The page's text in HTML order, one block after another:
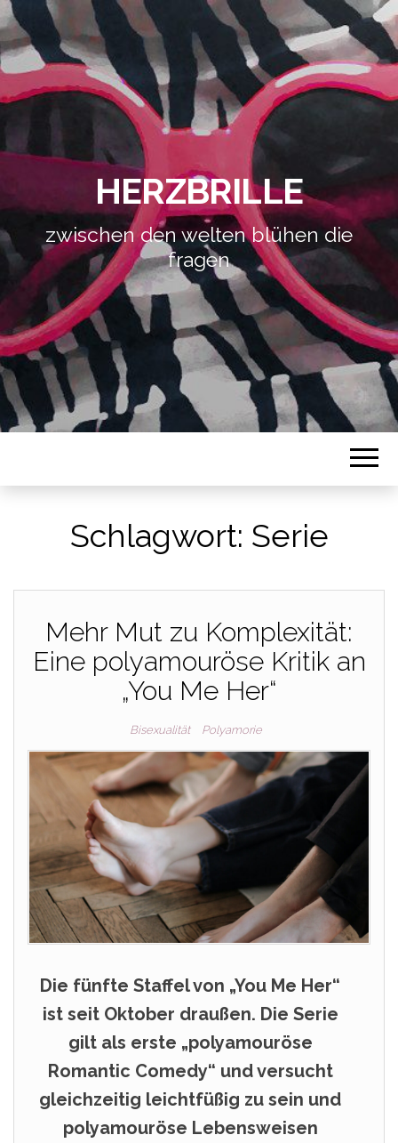
HERZBRILLE
zwischen den welten blühen die
fragen
Schlagwort: Serie
Mehr Mut zu Komplexität:
Eine polyamouröse Kritik an
„You Me Her“
Bisexualität Polyamorie
Die fünfte Staffel von „You Me Her“
ist seit Oktober draußen. Die Serie
gilt als erste „polyamouröse
Romantic Comedy“ und versucht
gleichzeitig leichtfüßig zu sein und
polyamouröse Lebensweisen